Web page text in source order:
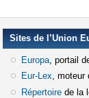
Sites de l’Union
Europa(le lien
, portail
Eur-Lex(le lien
, moteur
Répertoire(le
de la